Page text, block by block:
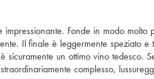
Fonde in modo molto
Il finale è leggermente speziato e
un ottimo vino tedesco.
complesso,